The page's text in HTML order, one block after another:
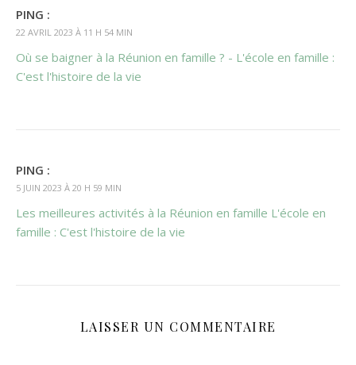
PING :
22 AVRIL 2023 À 11 H 54 MIN
Où se baigner à la Réunion en famille ? - L'école en famille :
C'est l'histoire de la vie
PING :
5 JUIN 2023 À 20 H 59 MIN
Les meilleures activités à la Réunion en famille L'école en
famille : C'est l'histoire de la vie
LAISSER UN COMMENTAIRE